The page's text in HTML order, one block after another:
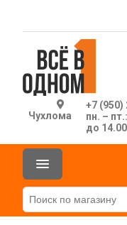
Чухлома
+7 (950)
пн. –
до 14.00